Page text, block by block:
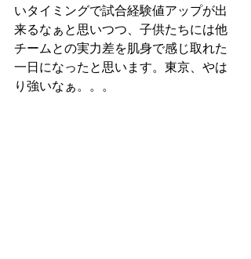
いタイミングで試合経験値アップが出
来るなぁと思いつつ、子供たちには他
チームとの実力差を肌身で感じ取れた
一日になったと思います。東京、やは
り強いなぁ。。。